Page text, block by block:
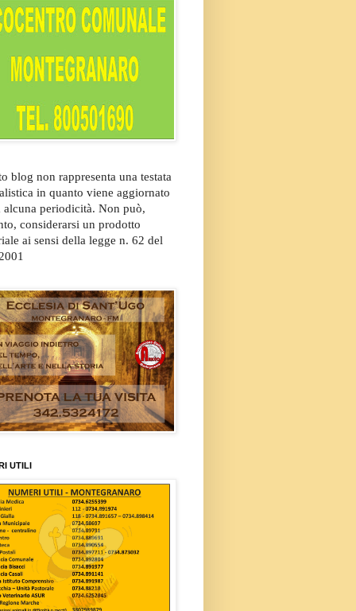
blog non rappresenta una testata
in quanto viene aggiornato
alcuna periodicità. Non può,
considerarsi un prodotto
ai sensi della legge n. 62 del
UTILI